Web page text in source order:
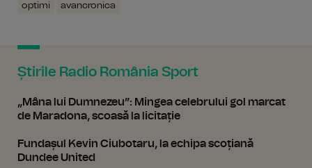
optimi
avancronica
Știrile Radio România Sport
„Mâna lui Dumnezeu”: Mingea celebrului gol marcat
de Maradona, scoasă la licitație
Fundașul Kevin Ciubotaru, la echipa scoțiană
Dundee United